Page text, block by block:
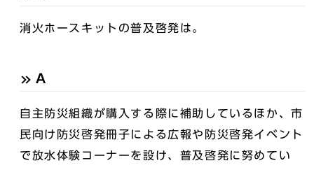
消火ホースキットの普及啓発は。
A
自主防災組織が購入する際に補助しているほか、市
民向け防災啓発冊子による広報や防災啓発イベント
で放水体験コーナーを設け、普及啓発に努めてい